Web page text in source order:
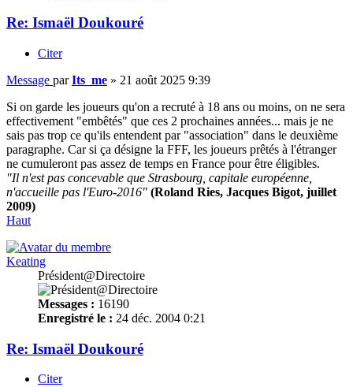
Re: Ismaël Doukouré
Citer
Message parIts_me » 21 août 2025 9:39
Si on garde les joueurs qu'on a recruté à 18 ans ou moins, on ne sera
effectivement "embêtés" que ces 2 prochaines années... mais je ne
sais pas trop ce qu'ils entendent par "association" dans le deuxième
paragraphe. Car si ça désigne la FFF, les joueurs prêtés à l'étranger
ne cumuleront pas assez de temps en France pour être éligibles.
"Il n'est pas concevable que Strasbourg, capitale européenne,
n'accueille pas l'Euro-2016" (Roland Ries, Jacques Bigot, juillet
2009)
Haut
Keating
Président@Directoire
Messages : 16190
Enregistré le : 24 déc. 2004 0:21
Re: Ismaël Doukouré
Citer